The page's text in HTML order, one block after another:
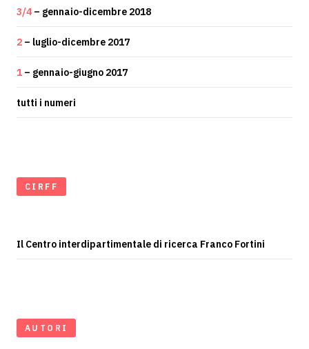
3/4 – gennaio-dicembre 2018
2 – luglio-dicembre 2017
1 – gennaio-giugno 2017
tutti i numeri
CIRFF
Il Centro interdipartimentale di ricerca Franco Fortini
AUTORI